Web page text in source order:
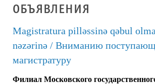
ОБЪЯВЛЕНИЯ
Magistratura pilləssinə qəbul
nəzərinə / Вниманию
магистратуру
Филиал Московского